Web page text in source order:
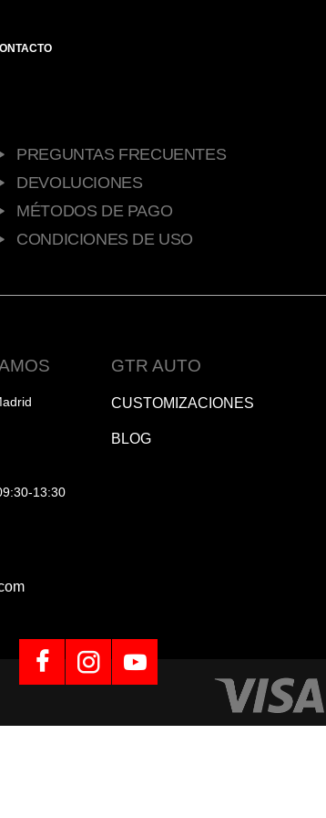
PREGUNTAS FRECUENTES
DEVOLUCIONES
MÉTODOS DE PAGO
CONDICIONES DE USO
13:30
GTR AUTO
CUSTOMIZACIONES
BLOG